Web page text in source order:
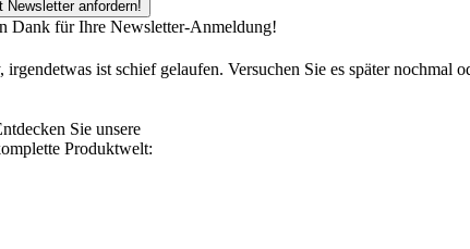
Newsletter anfordern!
Dank für Ihre Newsletter-Anmeldung!
irgendetwas ist schief gelaufen. Versuchen Sie es später nochmal
Sie unsere
Produktwelt: